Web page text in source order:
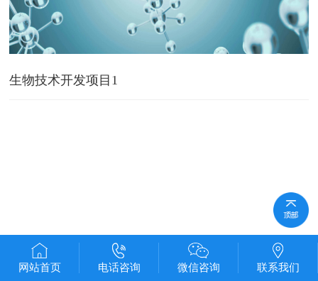
生物技术开发项目1
网站首页 电话咨询 微信咨询 联系我们